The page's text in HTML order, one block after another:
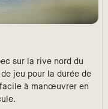
sur la rive nord du
jeu pour la durée de
à manœuvrer en